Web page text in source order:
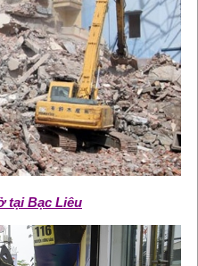
tại Bạc Liêu